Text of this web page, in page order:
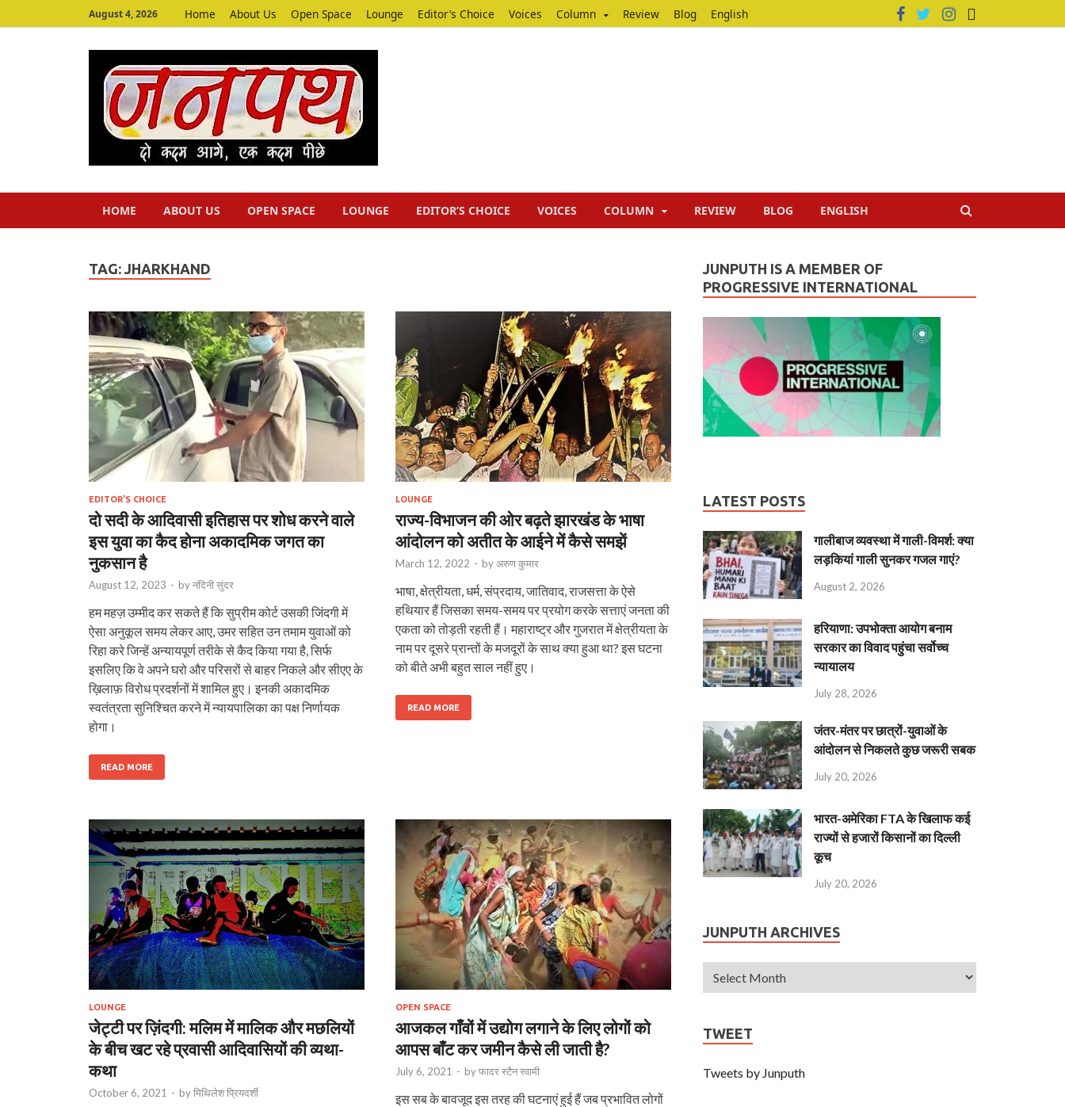
August 4, 2026 Home About Us Open Space Lounge Editor’s Choice Voices Column Review Blog English
HOME ABOUT US OPEN SPACE LOUNGE EDITOR’S CHOICE VOICES COLUMN REVIEW BLOG ENGLISH
TAG: JHARKHAND
EDITOR'S CHOICE
दो सदी के आदिवासी इतिहास पर शोध करने वाले
इस युवा का कैद होना अकादमिक जगत का
नुकसान है
August 12, 2023 - byनंदिनी सुंदर
हम महज़ उम्मीद कर सकते हैं कि सुप्रीम कोर्ट उसकी जिंदगी में
ऐसा अनुकूल समय लेकर आए, उमर सहित उन तमाम युवाओं को
रिहा करे जिन्हें अन्यायपूर्ण तरीके से कैद किया गया है, सिर्फ
इसलिए कि वे अपने घरो और परिसरों से बाहर निकले और सीएए के
ख़िलाफ़ विरोध प्रदर्शनों में शामिल हुए। इनकी अकादमिक
स्‍वतंत्रता स‍ुनिश्चित करने में न्‍यायपालिका का पक्ष निर्णायक
होगा।
READ MORE
LOUNGE
राज्य-विभाजन की ओर बढ़ते झारखंड के भाषा
आंदोलन को अतीत के आईने में कैसे समझें
March 12, 2022 - byअरुण कुमार
भाषा, क्षेत्रीयता, धर्म, संप्रदाय, जातिवाद, राजसत्ता के ऐसे
हथियार हैं जिसका समय-समय पर प्रयोग करके सत्ताएं जनता की
एकता को तोड़ती रहती हैं। महाराष्ट्र और गुजरात में क्षेत्रीयता के
नाम पर दूसरे प्रान्तों के मजदूरों के साथ क्या हुआ था? इस घटना
को बीते अभी बहुत साल नहीं हुए।
READ MORE
LOUNGE
जेट्टी पर ज़िंदगी: मलिम में मालिक और मछलियों
के बीच खट रहे प्रवासी आदिवासियों की व्यथा-
कथा
October 6, 2021 - byमिथिलेश प्रियदर्शी
OPEN SPACE
आजकल गाँवों में उद्योग लगाने के लिए लोगों को
आपस बाँट कर जमीन कैसे ली जाती है?
July 6, 2021 - byफादर स्टैन स्वामी
इस सब के बावजूद इस तरह की घटनाएं हुई हैं जब प्रभावित लोगों
JUNPUTH IS A MEMBER OF
PROGRESSIVE INTERNATIONAL
LATEST POSTS
गालीबाज व्‍यवस्‍था में गाली-विमर्श: क्या
लड़कियां गाली सुनकर गजल गाएं?
August 2, 2026
हरियाणा: उपभोक्ता आयोग बनाम
सरकार का विवाद पहुंचा सर्वोच्च
न्यायालय
July 28, 2026
जंतर-मंतर पर छात्रों-युवाओं के
आंदोलन से निकलते कुछ जरूरी सबक
July 20, 2026
भारत-अमेरिका FTA के खिलाफ कई
राज्यों से हजारों किसानों का दिल्ली
कूच
July 20, 2026
JUNPUTH ARCHIVES
TWEET
Tweets by Junputh